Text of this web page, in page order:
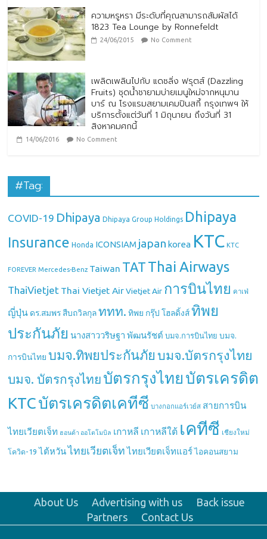
ความหรูหรา มีระดับที่คุณสามารถสัมผัสได้
1823 Tea Lounge by Ronnefeldt
24/06/2015 No Comment
เพลิดเพลินไปกับ แดซลิ่ง ฟรุตส์ (Dazzling
Fruits) ชุดน้ำชายามบ่ายเมนูใหม่จากหนุมาน
บาร์ ณ โรงแรมสยามเคมปินสกี้ กรุงเทพฯ ให้
บริการตั้งแต่วันที่ 1 มิถุนายน ถึงวันที่ 31
สิงหาคมศกนี้
14/06/2016 No Comment
#Tag:
COVID-19 Dhipaya Dhipaya Group Holdings Dhipaya
Insurance Honda ICONSIAM japan korea KTC KTC
FOREVER Mercedes-Benz Taiwan TAT Thai Airways
ThaiVietjet Thai Vietjet Air Vietjet Air การบินไทย คาเฟ่
ญี่ปุ่น ดร.สมพร สืบถวิลกุล ททท. ทิพย กรุ๊ป โฮลดิ้งส์ ทิพย
ประกันภัย นางสาววริษฐา พัฒนรัชต์ บมจ.การบินไทย บมจ.
การบินไทย บมจ.ทิพยประกันภัย บมจ.บัตรกรุงไทย
บมจ. บัตรกรุงไทย บัตรกรุงไทย บัตรเครดิต
KTCบัตรเครดิตเคทีซี บางกอกแอร์เวย์ส สายการบิน
ไทยเวียตเจ็ท ฮอนด้า ออโตโมบิล เกาหลี เกาหลีใต้ เคทีซี เชียงใหม่
โควิด-19 ไต้หวัน ไทยเวียตเจ็ท ไทยเวียตเจ็ทแอร์ ไอคอนสยาม
About Us Advertising with us
Back issue
Partners
Contact Us